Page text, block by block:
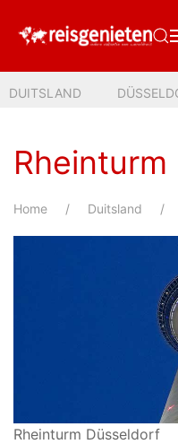
DUITSLAND
Rheinturm
Home Duitsland
Rheinturm Düsseldorf